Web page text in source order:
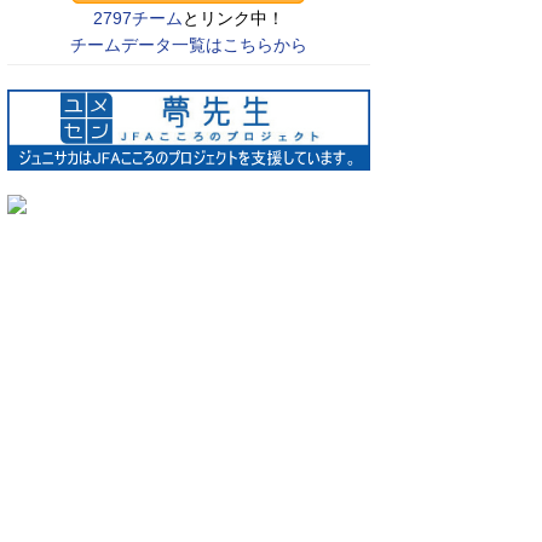
2797チーム とリンク中！
チームデータ一覧はこちらから